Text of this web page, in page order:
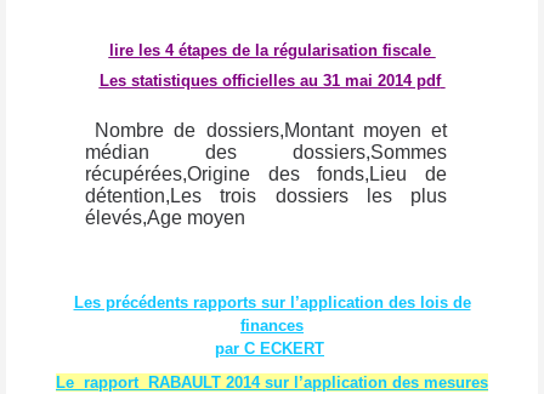
lire les 4 étapes de la régularisation fiscale
Les statistiques officielles au 31 mai 2014 pdf
Nombre de dossiers,Montant moyen et
médian des dossiers,Sommes
récupérées,Origine des fonds, Lieu de
détention, Les trois dossiers les plus
élevés,Age moyen
Les précédents rapports sur l’application des lois de
finances
par C ECKERT
Le rapport RABAULT 2014 sur l’application des mesures